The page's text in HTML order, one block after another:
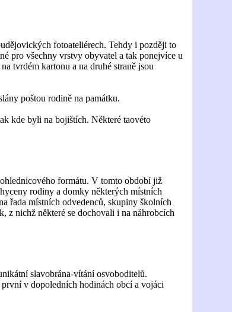
fotoateliérech. Tehdy i později to
pro všechny vrstvy obyvatel a tak ponejvíce u
tvrdém kartonu a na druhé straně jsou
poštou rodině na památku.
kde byli na bojištích. Některé taovéto
formátu. V tomto období již
rodiny a domky některých místních
řada místních odvedenců, skupiny školních
z nichž některé se dochovali i na náhrobcích
slavobrána-vítání osvoboditelů.
v dopoledních hodinách obcí a vojáci